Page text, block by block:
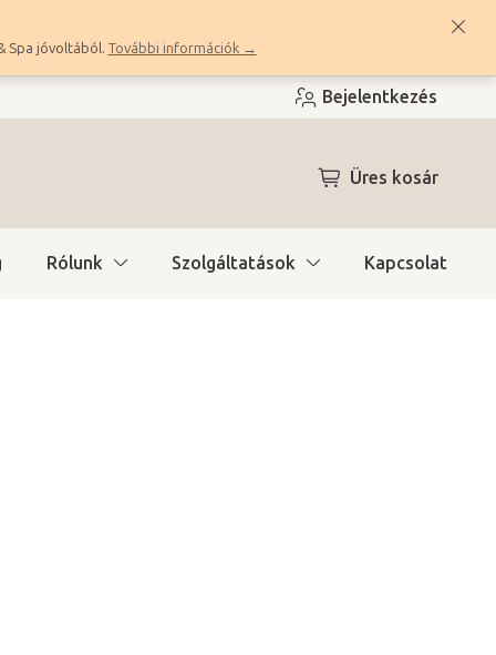
Spa jóvoltából. További információk →
Bejelentkezés
KOSÁR
Üres kosár
Rólunk Szolgáltatások Kapcsolat